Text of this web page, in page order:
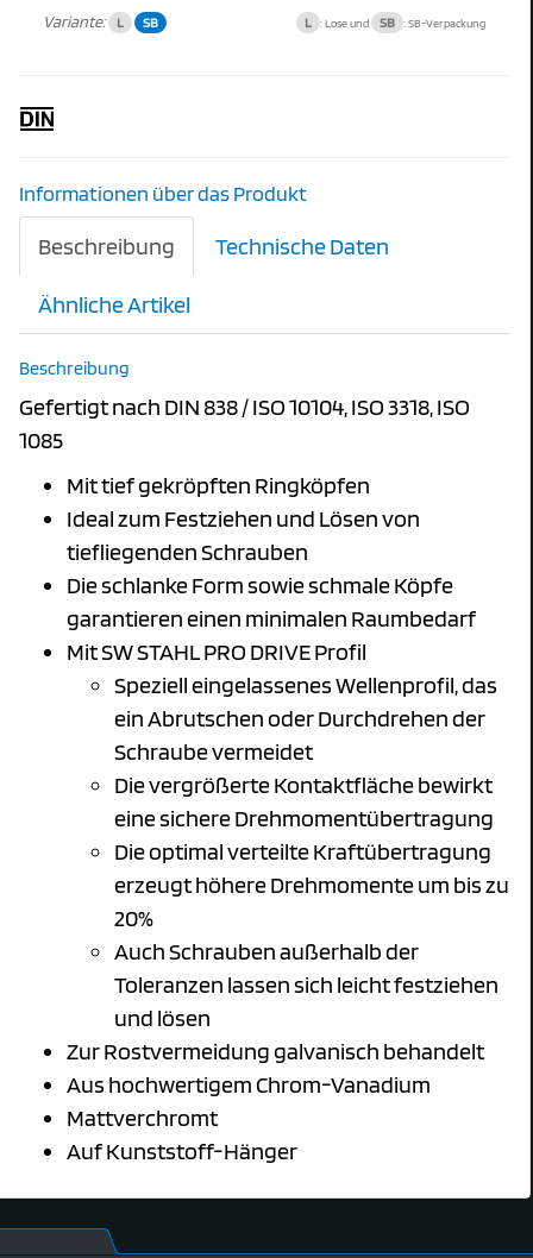
Variante: L SB L : Lose und SB : SB-Verpackung
Informationen über das Produkt
Beschreibung Technische Daten
Ähnliche Artikel
Beschreibung
Gefertigt nach DIN 838 / ISO 10104, ISO 3318, ISO
1085
Mit tief gekröpften Ringköpfen
Ideal zum Festziehen und Lösen von
tiefliegenden Schrauben
Die schlanke Form sowie schmale Köpfe
garantieren einen minimalen Raumbedarf
Mit SW STAHL PRO DRIVE Profil
Speziell eingelassenes Wellenprofil, das
ein Abrutschen oder Durchdrehen der
Schraube vermeidet
Die vergrößerte Kontaktfläche bewirkt
eine sichere Drehmomentübertragung
Die optimal verteilte Kraftübertragung
erzeugt höhere Drehmomente um bis zu
20%
Auch Schrauben außerhalb der
Toleranzen lassen sich leicht festziehen
und lösen
Zur Rostvermeidung galvanisch behandelt
Aus hochwertigem Chrom-Vanadium
Mattverchromt
Auf Kunststoff-Hänger